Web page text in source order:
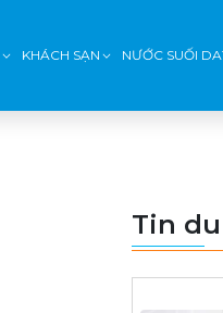
KHÁCH SẠN NƯỚC SUỐI
Tin